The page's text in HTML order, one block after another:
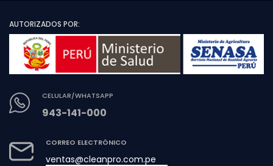
AUTORIZADOS POR:
CELULAR/WHATSAPP
943-141-000
CORREO ELECTRÓNICO
ventas@cleanpro.com.pe